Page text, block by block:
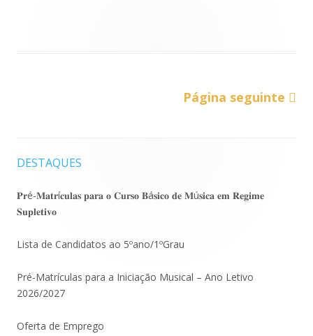
Página seguinte
Barra
lateral
principal
DESTAQUES
𝐏𝐫é-𝐌𝐚𝐭𝐫í𝐜𝐮𝐥𝐚𝐬 𝐩𝐚𝐫𝐚 𝐨 𝐂𝐮𝐫𝐬𝐨 𝐁á𝐬𝐢𝐜𝐨 𝐝𝐞 𝐌ú𝐬𝐢𝐜𝐚 𝐞𝐦 𝐑𝐞𝐠𝐢𝐦𝐞
𝐒𝐮𝐩𝐥𝐞𝐭𝐢𝐯𝐨
Lista de Candidatos ao 5ºano/1ºGrau
Pré-Matrículas para a Iniciação Musical – Ano Letivo
2026/2027
Oferta de Emprego